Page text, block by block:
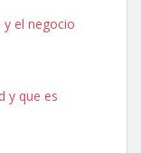
el negocio
y que es